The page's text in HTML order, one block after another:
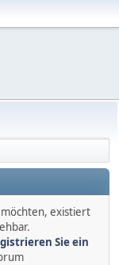
möchten, existiert
Sie ein